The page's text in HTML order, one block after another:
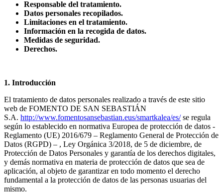
Responsable del tratamiento.
Datos personales recopilados.
Limitaciones en el tratamiento.
Información en la recogida de datos.
Medidas de seguridad.
Derechos.
1. Introducción
El tratamiento de datos personales realizado a través de este sitio
web de FOMENTO DE SAN SEBASTIÁN
S.A. http://www.fomentosansebastian.eus/smartkalea/es/se regula
según lo establecido en normativa Europea de protección de datos -
Reglamento (UE) 2016/679 – Reglamento General de Protección de
Datos (RGPD) – , Ley Orgánica 3/2018, de 5 de diciembre, de
Protección de Datos Personales y garantía de los derechos digitales,
y demás normativa en materia de protección de datos que sea de
aplicación, al objeto de garantizar en todo momento el derecho
fundamental a la protección de datos de las personas usuarias del
mismo.